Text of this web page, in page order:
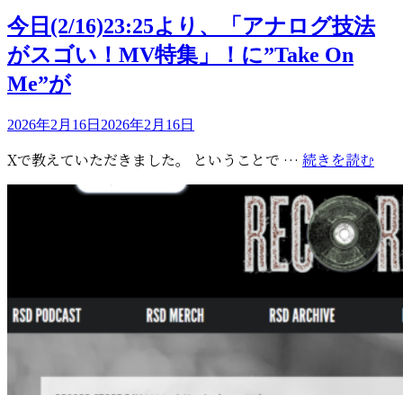
報
（オ
ン
売
と、
ド
イ
ツ
で
CD
ゴ
リ
ー
今日(2/16)23:25より、「アナログ技法
がスゴい！MV特集」！に”Take On
Me”が
投
日:
2026年2月16日 2026年2月16日
Xで教えていただきました。 ということで … 続きを読む
日
(2/
よ
り、
「ア
ロ
技